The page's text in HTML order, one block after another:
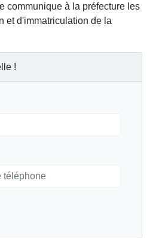
communique à la préfecture les
et d'immatriculation de la
!